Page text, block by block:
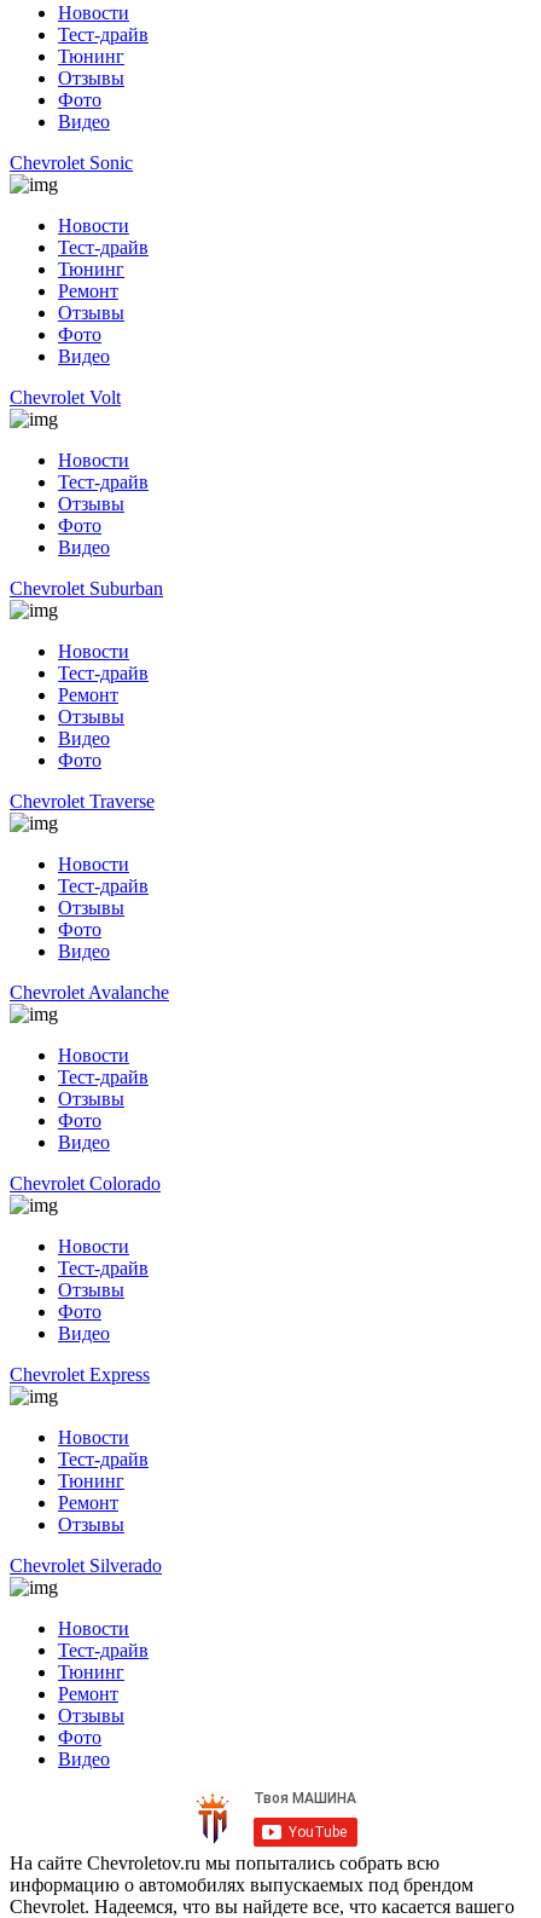
Новости
Тест-драйв
Тюнинг
Отзывы
Фото
Видео
Chevrolet Sonic
Новости
Тест-драйв
Тюнинг
Ремонт
Отзывы
Фото
Видео
Chevrolet Volt
Новости
Тест-драйв
Отзывы
Фото
Видео
Chevrolet Suburban
Новости
Тест-драйв
Ремонт
Отзывы
Видео
Фото
Chevrolet Traverse
Новости
Тест-драйв
Отзывы
Фото
Видео
Chevrolet Avalanche
Новости
Тест-драйв
Отзывы
Фото
Видео
Chevrolet Colorado
Новости
Тест-драйв
Отзывы
Фото
Видео
Chevrolet Express
Новости
Тест-драйв
Тюнинг
Ремонт
Отзывы
Chevrolet Silverado
Новости
Тест-драйв
Тюнинг
Ремонт
Отзывы
Фото
Видео
На сайте Chevroletov.ru мы попытались собрать всю
информацию о автомобилях выпускаемых под брендом
Chevrolet. Надеемся, что вы найдете все, что касается вашего